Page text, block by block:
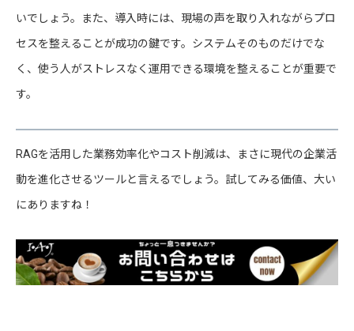
いでしょう。また、導入時には、現場の声を取り入れながらプロ
セスを整えることが成功の鍵です。システムそのものだけでな
く、使う人がストレスなく運用できる環境を整えることが重要で
す。
RAGを活用した業務効率化やコスト削減は、まさに現代の企業活
動を進化させるツールと言えるでしょう。試してみる価値、大い
にありますね！